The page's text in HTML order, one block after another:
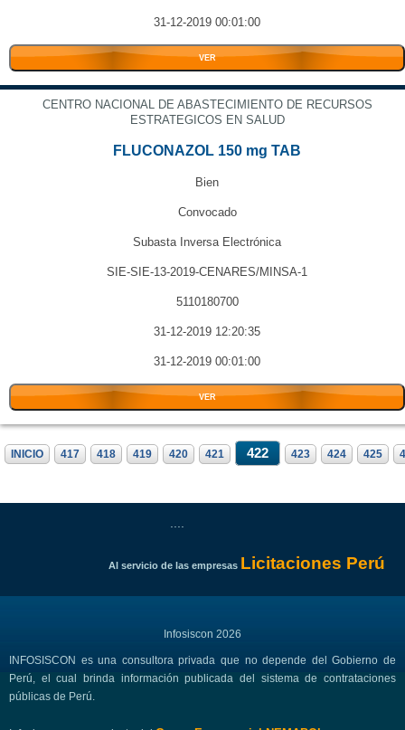
31-12-2019 00:01:00
VER
CENTRO NACIONAL DE ABASTECIMIENTO DE RECURSOS
ESTRATEGICOS EN SALUD
FLUCONAZOL 150 mg TAB
Bien
Convocado
Subasta Inversa Electrónica
SIE-SIE-13-2019-CENARES/MINSA-1
5110180700
31-12-2019 12:20:35
31-12-2019 00:01:00
VER
INICIO 417 418 419 420 421 422 423 424 425
Al servicio de las empresas Licitaciones Perú
Infosiscon 2026
INFOSISCON es una consultora privada que no depende del Gobierno de
Perú, el cual brinda información publicada del sistema de contrataciones
públicas de Perú.